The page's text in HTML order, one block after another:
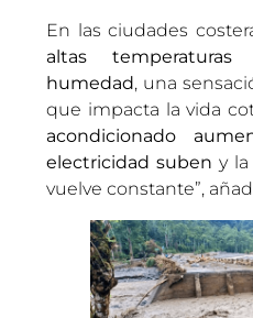
En las ciudades
altas temperaturas
humedad, una
que impacta la vida
acondicionado
electricidad suben y
vuelve constante”,